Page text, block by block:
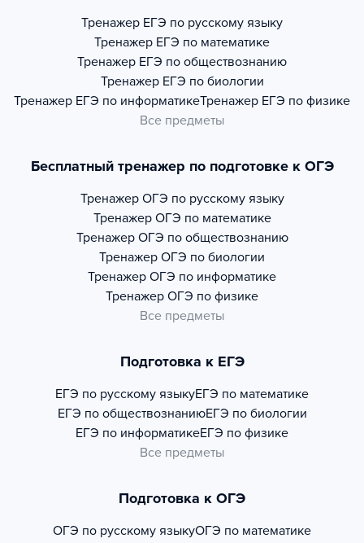
Тренажер ЕГЭ по русскому языку
Тренажер ЕГЭ по математике
Тренажер ЕГЭ по обществознанию
Тренажер ЕГЭ по биологии
Тренажер ЕГЭ по информатикеТренажер ЕГЭ по физике
Все предметы
Бесплатный тренажер по подготовке к ОГЭ
Тренажер ОГЭ по русскому языку
Тренажер ОГЭ по математике
Тренажер ОГЭ по обществознанию
Тренажер ОГЭ по биологии
Тренажер ОГЭ по информатике
Тренажер ОГЭ по физике
Все предметы
Подготовка к ЕГЭ
ЕГЭ по русскому языкуЕГЭ по математике
ЕГЭ по обществознаниюЕГЭ по биологии
ЕГЭ по информатикеЕГЭ по физике
Все предметы
Подготовка к ОГЭ
ОГЭ по русскому языкуОГЭ по математике